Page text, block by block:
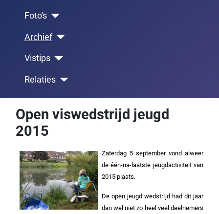
Foto's
Archief
Vistips
Relaties
Open viswedstrijd jeugd
2015
Zaterdag 5 september vond alweer
de één-na-laatste jeugdactiviteit van
2015 plaats.
De open jeugd wedstrijd had dit jaar
dan wel niet zo heel veel deelnemers